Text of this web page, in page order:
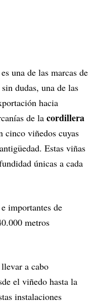
es una de las marcas de
dudas, una de las
hacia
de la cordillera
cinco viñedos cuyas
Estas viñas
únicas a cada
importantes de
metros
a cabo
el viñedo hasta la
instalaciones